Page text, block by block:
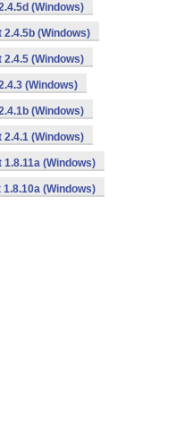
(Windows)
2.4.5b (Windows)
2.4.5 (Windows)
(Windows)
(Windows)
2.4.1 (Windows)
1.8.11a (Windows)
1.8.10a (Windows)